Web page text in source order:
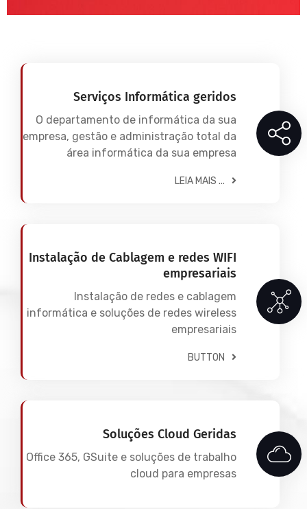
Serviços Informática geridos
O departamento de informática da sua
empresa, gestão e administração total da
área informática da sua empresa
LEIA MAIS ...
Instalação de Cablagem e redes WIFI
empresariais
Instalação de redes e cablagem
informática e soluções de redes wireless
empresariais
BUTTON
Soluções Cloud Geridas
Office 365, GSuite e soluções de trabalho
cloud para empresas